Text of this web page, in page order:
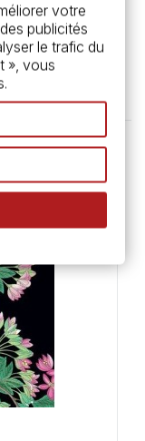
- Livre
votre
publicités
le trafic du
», vous